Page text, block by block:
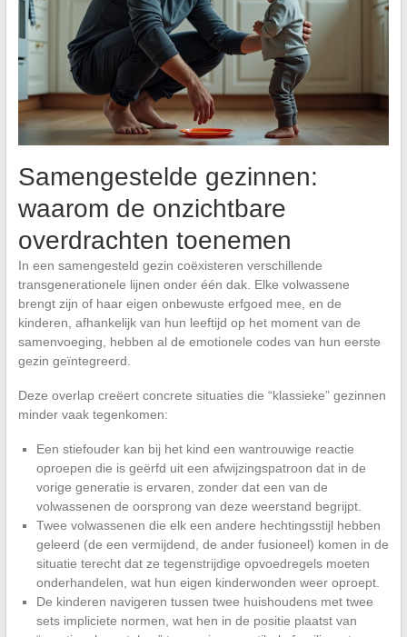
Samengestelde gezinnen:
waarom de onzichtbare
overdrachten toenemen
In een samengesteld gezin coëxisteren verschillende
transgenerationele lijnen onder één dak. Elke volwassene
brengt zijn of haar eigen onbewuste erfgoed mee, en de
kinderen, afhankelijk van hun leeftijd op het moment van de
samenvoeging, hebben al de emotionele codes van hun eerste
gezin geïntegreerd.
Deze overlap creëert concrete situaties die “klassieke” gezinnen
minder vaak tegenkomen:
Een stiefouder kan bij het kind een wantrouwige reactie
oproepen die is geërfd uit een afwijzingspatroon dat in de
vorige generatie is ervaren, zonder dat een van de
volwassenen de oorsprong van deze weerstand begrijpt.
Twee volwassenen die elk een andere hechtingsstijl hebben
geleerd (de een vermijdend, de ander fusioneel) komen in de
situatie terecht dat ze tegenstrijdige opvoedregels moeten
onderhandelen, wat hun eigen kinderwonden weer oproept.
De kinderen navigeren tussen twee huishoudens met twee
sets impliciete normen, wat hen in de positie plaatst van